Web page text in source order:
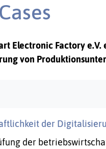
Electronic Factory
von
der
der